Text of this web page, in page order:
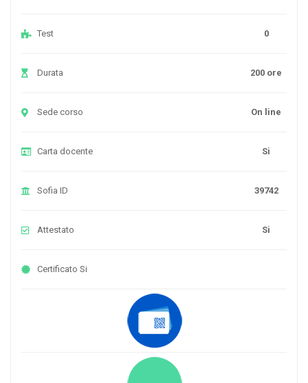
Test 0
Durata 200 ore
Sede corso On line
Carta docente Si
Sofia ID 39742
Attestato Si
Certificato Si